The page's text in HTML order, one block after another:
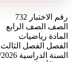
رقم الاختبار 732
الصف
الصف الرابع
المادة رياضيات
الفصل
الفصل الثالث
السنة الدراسية 2026